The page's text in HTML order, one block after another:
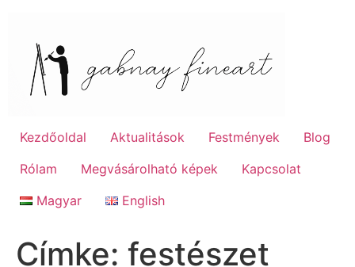
content
Kezdőoldal Aktualitások Festmények
Blog
Rólam
Megvásárolható képek
Kapcsolat
Magyar
English
Címke: festészet